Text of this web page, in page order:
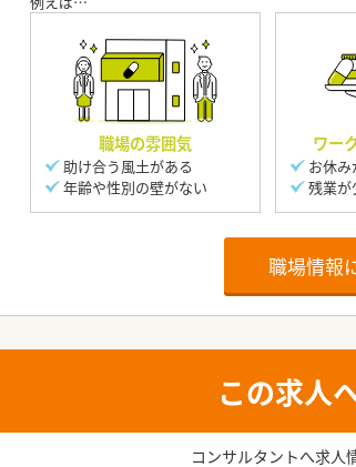
職場の雰囲気
助け合う風土がある
年齢や性別の壁がない
ワー
お休
残業が
職場情報
この求人
コンサルタントへ求人